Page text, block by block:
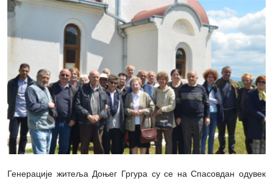
Генерације житеља Доњег Гргура су се на Спасовдан одувек